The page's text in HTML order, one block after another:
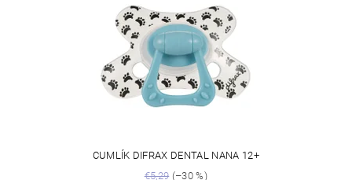
CUMLÍK DIFRAX DENTAL NANA 12+
€5,29(–30 %)